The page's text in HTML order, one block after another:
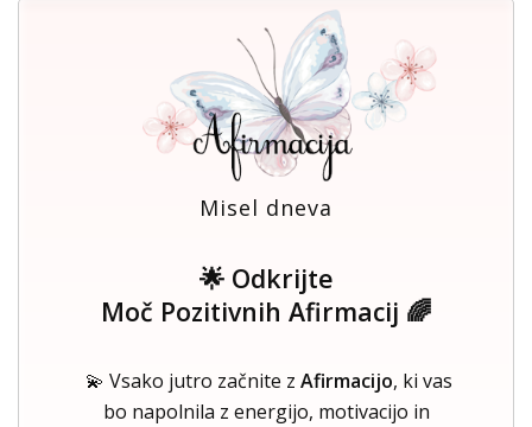
Misel dneva
🌟 Odkrijte
Moč Pozitivnih Afirmacij 🌈
💫 Vsako jutro začnite z Afirmacijo, ki vas
bo napolnila z energijo, motivacijo in